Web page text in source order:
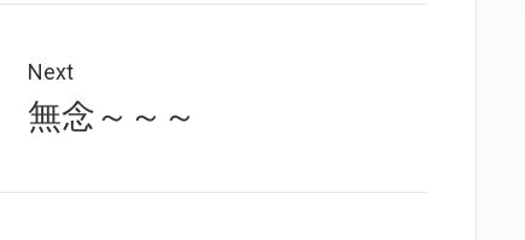
Next
Next
post:
無念～～～